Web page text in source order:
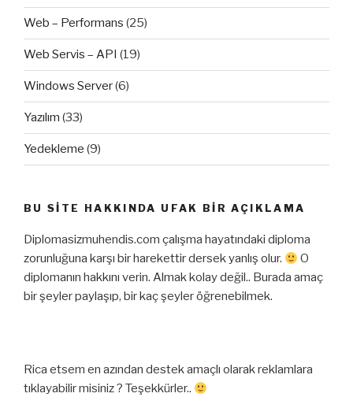
Web – Performans (25)
Web Servis – API (19)
Windows Server(6)
Yazılım (33)
Yedekleme (9)
BU SITE HAKKINDA UFAK BIR AÇIKLAMA
Diplomasizmuhendis.com çalışma hayatındaki diploma
zorunluğuna karşı bir harekettir dersek yanlış olur.
O
diplomanın hakkını verin. Almak kolay değil.. Burada amaç
bir şeyler paylaşıp, bir kaç şeyler öğrenebilmek.
Rica etsem en azından destek amaçlı olarak reklamlara
tıklayabilir misiniz ? Teşekkürler..